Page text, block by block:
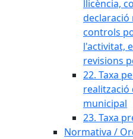
llicència,
declaració
controls
l'activitat,
revisions
22. Taxa
realització
municipal
23. Taxa
Normativa /